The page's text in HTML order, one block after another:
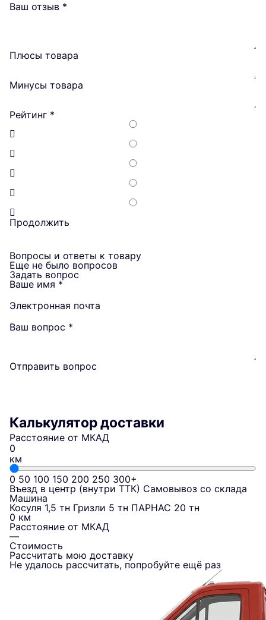
Ваш отзыв *
Плюсы товара
Минусы товара
Рейтинг *
Продолжить
Вопросы и ответы к товару
Еще не было вопросов
Задать вопрос
Ваше имя *
Электронная почта
Ваш вопрос *
Отправить вопрос
Калькулятор доставки
Расстояние от МКАД
км
0 50 100 150 200 250 300+
Въезд в центр (внутри ТТК) Самовывоз со склада
Машина
Косуля 1,5 тн Гризли 5 тн ПАРНАС 20 тн
0 км
Расстояние от МКАД
—
Стоимость
Рассчитать мою доставку
Не удалось рассчитать, попробуйте ещё раз